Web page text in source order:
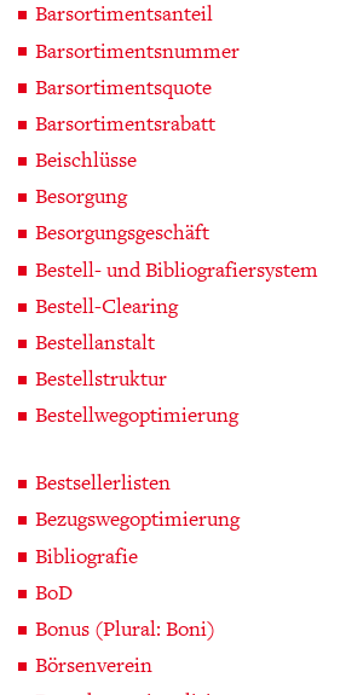
Barsortimentsanteil
Barsortimentsnummer
Barsortimentsquote
Barsortimentsrabatt
Beischlüsse
Besorgung
Besorgungsgeschäft
Bestell- und Bibliografiersystem
Bestell-Clearing
Bestellanstalt
Bestellstruktur
Bestellwegoptimierung
Bestsellerlisten
Bezugswegoptimierung
Bibliografie
BoD
Bonus (Plural: Boni)
Börsenverein